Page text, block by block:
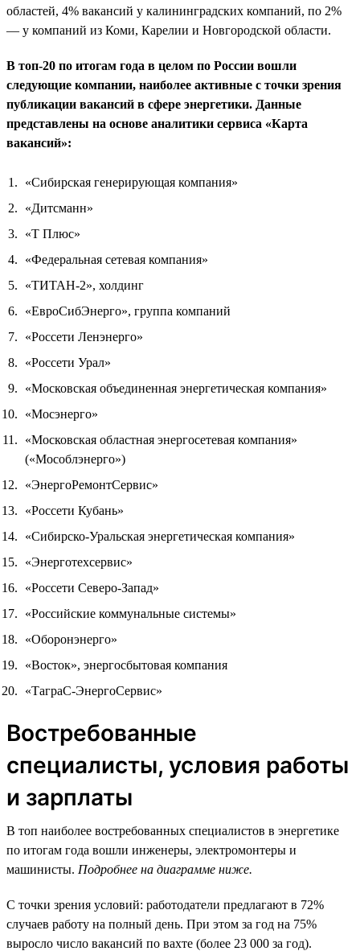
областей, 4% вакансий у калининградских компаний, по 2%
— у компаний из Коми, Карелии и Новгородской области.
В топ-20 по итогам года в целом по России вошли
следующие компании, наиболее активные с точки зрения
публикации вакансий в сфере энергетики. Данные
представлены на основе аналитики сервиса «Карта
вакансий»:
«Сибирская генерирующая компания»
«Дитсманн»
«Т Плюс»
«Федеральная сетевая компания»
«ТИТАН-2», холдинг
«ЕвроСибЭнерго», группа компаний
«Россети Ленэнерго»
«Россети Урал»
«Московская объединенная энергетическая компания»
«Мосэнерго»
«Московская областная энергосетевая компания»
(«Мособлэнерго»)
«ЭнергоРемонтСервис»
«Россети Кубань»
«Сибирско-Уральская энергетическая компания»
«Энерготехсервис»
«Россети Северо-Запад»
«Российские коммунальные системы»
«Оборонэнерго»
«Восток», энергосбытовая компания
«ТаграС-ЭнергоСервис»
Востребованные
специалисты, условия работы
и зарплаты
В топ наиболее востребованных специалистов в энергетике
по итогам года вошли инженеры, электромонтеры и
машинисты. Подробнее на диаграмме ниже.
С точки зрения условий: работодатели предлагают в 72%
случаев работу на полный день. При этом за год на 75%
выросло число вакансий по вахте (более 23 000 за год).